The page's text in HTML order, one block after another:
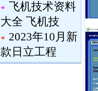
飞机技术资料
大全 飞机技
2023年10月新
款日立工程